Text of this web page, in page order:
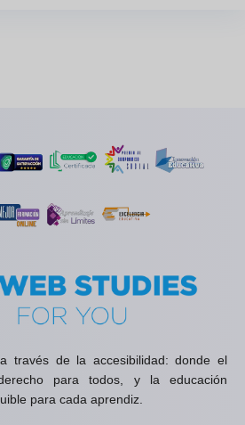
través de la accesibilidad: donde el
para todos, y la educación
para cada aprendiz.